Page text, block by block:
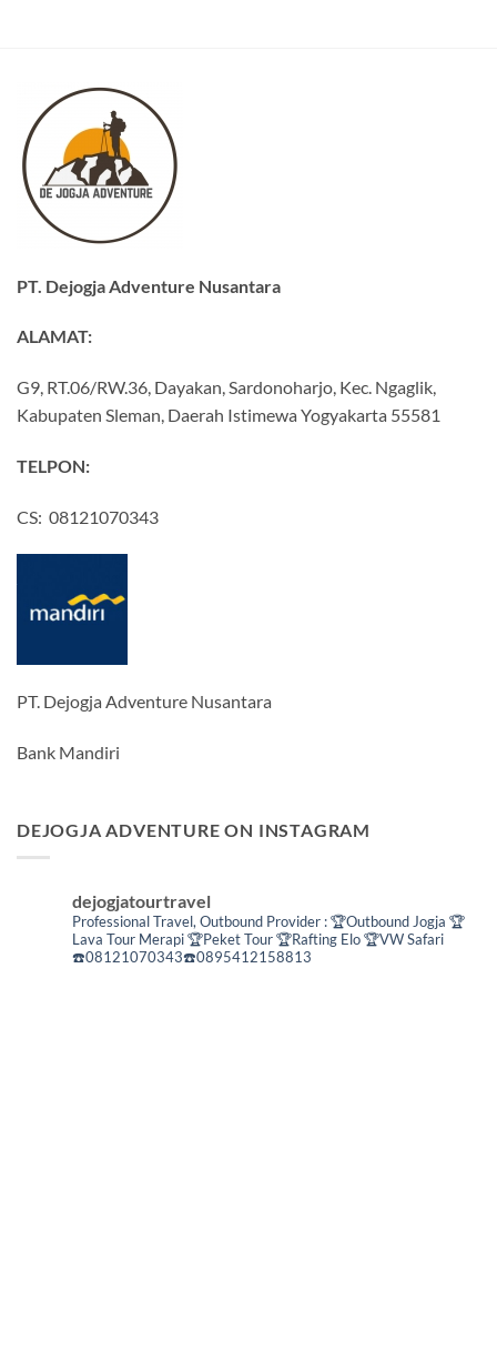
PT. Dejogja Adventure Nusantara
ALAMAT:
G9, RT.06/RW.36, Dayakan, Sardonoharjo, Kec. Ngaglik,
Kabupaten Sleman, Daerah Istimewa Yogyakarta 55581
TELPON:
CS: 08121070343
PT. Dejogja Adventure Nusantara
Bank Mandiri
DEJOGJA ADVENTURE ON INSTAGRAM
dejogjatourtravel
Professional Travel, Outbound Provider :🏆Outbound Jogja 🏆
Lava Tour Merapi🏆Peket Tour🏆Rafting Elo🏆VW Safari
☎️08121070343☎️0895412158813